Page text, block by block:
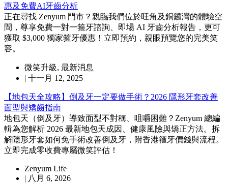
惠及免費AI牙齒分析
正在尋找 Zenyum 門市？親臨我們位於旺角及銅鑼灣的體驗空
間，尊享免費一對一箍牙諮詢、即場 AI 牙齒分析報告，更可
獲取 $3,000 獨家箍牙優惠！立即預約，親眼預覽您的完美笑
容。
微笑升級, 最新消息
| 十一月 12, 2025
【地包天全攻略】倒及牙一定要做手術？2026 隱形牙套改善
面型與矯齒指南
地包天（倒及牙）導致面型不對稱、咀嚼困難？Zenyum 總編
輯為您解析 2026 最新地包天成因、健康風險與矯正方法。拆
解隱形牙套如何免手術改善倒及牙，附香港箍牙價錢與流程。
立即完成零收費專屬微笑評估！
Zenyum Life
| 八月 6, 2026